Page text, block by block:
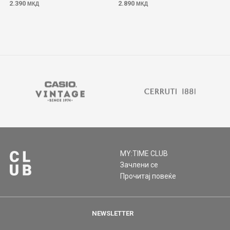
2.390 МКД 2.890 МКД
MY:TIME CLUB
Зачлени се
Прочитај повеќе
NEWSLETTER